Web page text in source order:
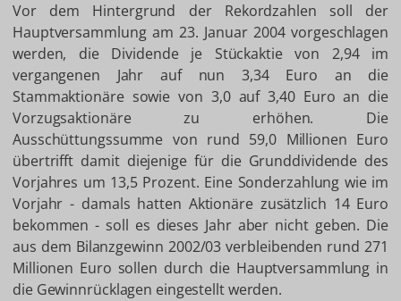
Vor dem Hintergrund der Rekordzahlen soll der
Hauptversammlung am 23. Januar 2004 vorgeschlagen
werden, die Dividende je Stückaktie von 2,94 im
vergangenen Jahr auf nun 3,34 Euro an die
Stammaktionäre sowie von 3,0 auf 3,40 Euro an die
Vorzugsaktionäre zu erhöhen. Die
Ausschüttungssumme von rund 59,0 Millionen Euro
übertrifft damit diejenige für die Grunddividende des
Vorjahres um 13,5 Prozent. Eine Sonderzahlung wie im
Vorjahr - damals hatten Aktionäre zusätzlich 14 Euro
bekommen - soll es dieses Jahr aber nicht geben. Die
aus dem Bilanzgewinn 2002/03 verbleibenden rund 271
Millionen Euro sollen durch die Hauptversammlung in
die Gewinnrücklagen eingestellt werden.